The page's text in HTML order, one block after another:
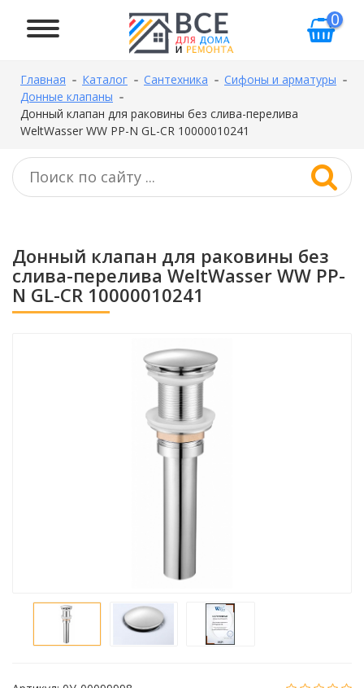
0
Главная Каталог Сантехника
Сифоны и арматуры
Донные клапаны
Донный клапан для раковины без слива-перелива
WeltWasser WW PP-N GL-CR 10000010241
Донный клапан для раковины без
слива-перелива WeltWasser WW PP-
N GL-CR 10000010241